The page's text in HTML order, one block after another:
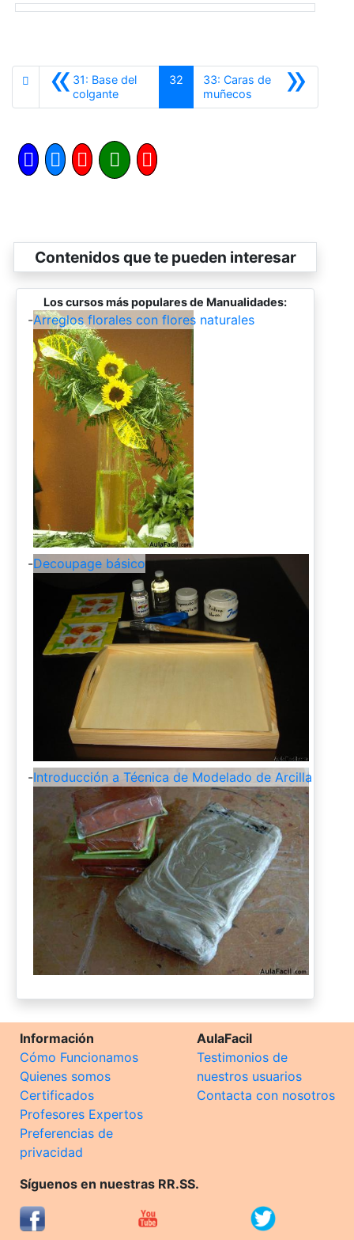
«31: Base del
colganteAnterior
32 »
33: Caras de
muñecosSiguiente
Contenidos que te pueden interesar
Los cursos más populares de Manualidades:
-Arreglos florales con flores naturales
-Decoupage básico
-Introducción a Técnica de Modelado de Arcilla
Información
Cómo Funcionamos
Quienes somos
Certificados
Profesores Expertos
Preferencias de
privacidad
AulaFacil
Testimonios de
nuestros usuarios
Contacta con nosotros
Síguenos en nuestras RR.SS.